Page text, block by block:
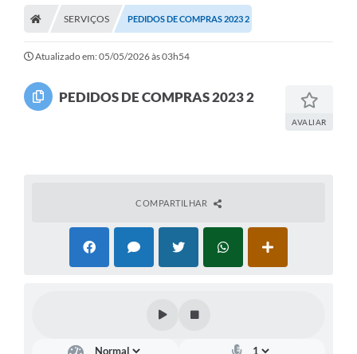
SERVIÇOS PEDIDOS DE COMPRAS 2023 2
Atualizado em: 05/05/2026 às 03h54
PEDIDOS DE COMPRAS 2023 2
AVALIAR
COMPARTILHAR